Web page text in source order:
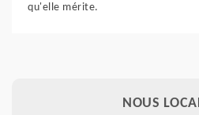
qu'elle mérite.
NOUS